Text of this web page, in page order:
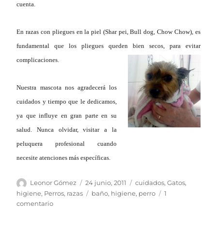
cuenta.
En razas con pliegues en la piel (Shar pei, Bull dog, Chow Chow), es
fundamental que los pliegues queden bien secos, para evitar
complicaciones.
Nuestra mascota nos agradecerá los
cuidados y tiempo que le dedicamos,
ya que influye en gran parte en su
salud. Nunca olvidar, visitar a la
peluquera profesional cuando
necesite atenciones más específicas.
Autor
Leonor Gómez
Publicado
el
24 junio, 2011 Categorías
cuidados,Gatos,
higiene, Perros, razas Etiquetas
baño, higiene, perro
1
comentarioen